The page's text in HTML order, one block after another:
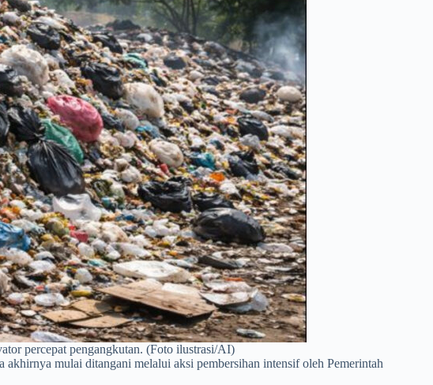
percepat pengangkutan. (Foto ilustrasi/AI)
mulai ditangani melalui aksi pembersihan intensif oleh Pemerintah